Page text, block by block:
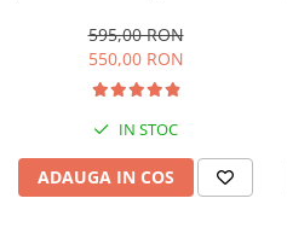
One-Hand Folding, copertina
extensibila, maner reversibil,
husa de picioare si geanta,
Verde kaki
595,00 RON
550,00 RON
IN STOC
ADAUGA IN COS